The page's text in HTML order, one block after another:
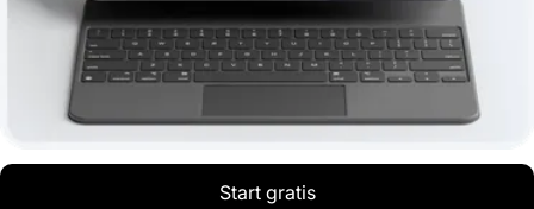
Start gratis